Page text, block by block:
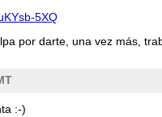
5XQ
por darte, una vez más,
:-)